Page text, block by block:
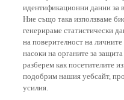
идентификационни данни за
Ние също така използваме
генерираме статистически
на поверителност на
насоки на органите за
разберем как посетителите
подобрим нашия уебсайт,
усилия.